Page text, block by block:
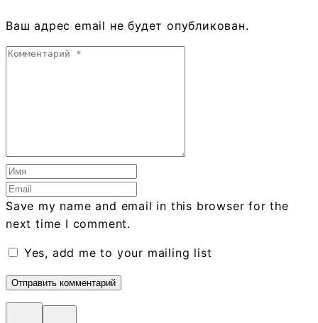
Ваш адрес email не будет опубликован.
Save my name and email in this browser for the
next time I comment.
Yes, add me to your mailing list
Отправить комментарий